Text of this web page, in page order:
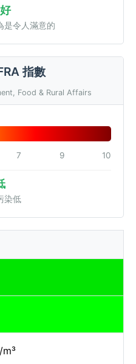
是令人滿意的
指數
Food & Rural Affairs
7 9 10
染低